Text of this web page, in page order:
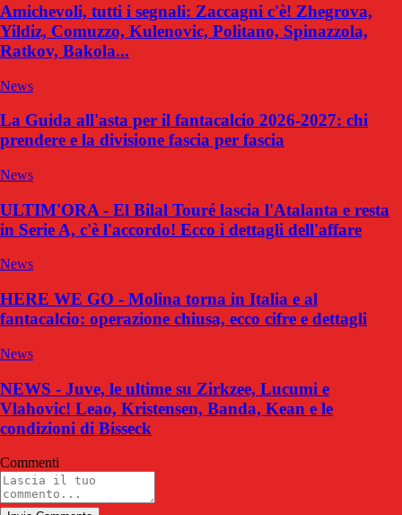
Amichevoli, tutti i segnali: Zaccagni c'è! Zhegrova,
Yildiz, Comuzzo, Kulenovic, Politano, Spinazzola,
Ratkov, Bakola...
News
La Guida all'asta per il fantacalcio 2026-2027: chi
prendere e la divisione fascia per fascia
News
ULTIM'ORA - El Bilal Touré lascia l'Atalanta e resta
in Serie A, c'è l'accordo! Ecco i dettagli dell'affare
News
HERE WE GO - Molina torna in Italia e al
fantacalcio: operazione chiusa, ecco cifre e dettagli
News
NEWS - Juve, le ultime su Zirkzee, Lucumi e
Vlahovic! Leao, Kristensen, Banda, Kean e le
condizioni di Bisseck
Commenti